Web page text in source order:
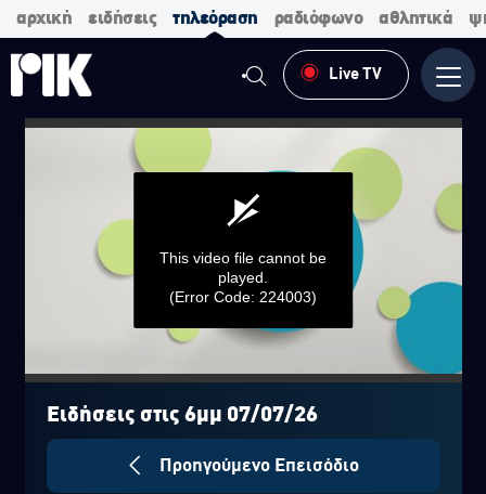
αρχική ειδήσεις τηλεόραση ραδιόφωνο αθλητικά
Live TV
0
seconds
seconds
This video file cannot be
played.
(Error Code: 224003)
Ειδήσεις στις 6μμ 07/07/26
Προηγούμενο Επεισόδιο